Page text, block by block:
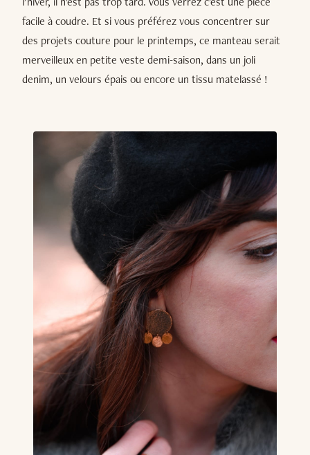
facile à coudre. Et si vous préférez vous concentrer sur
des projets couture pour le printemps, ce manteau serait
merveilleux en petite veste demi-saison, dans un joli
denim, un velours épais ou encore un tissu matelassé !